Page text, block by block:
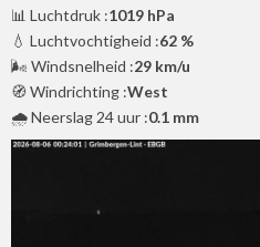
📊 Luchtdruk :1019 hPa
💧 Luchtvochtigheid :62 %
🌬️ Windsnelheid :29 km/u
🧭 Windrichting :West
🌧️ Neerslag 24 uur :0.1 mm